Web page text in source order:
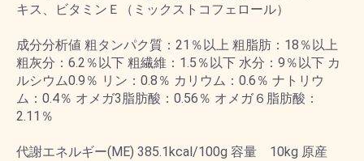
キス、ビタミンＥ（ミックストコフェロール）
成分分析値 粗タンパク質：21％以上 粗脂肪：18％以上
粗灰分：6.2％以下 粗繊維：1.5％以下 水分：9％以下 カ
ルシウム0.9％ リン：0.8％ カリウム：0.6％ ナトリウ
ム：0.4％ オメガ3脂肪酸：0.56％ オメガ６脂肪酸：
2.11％
代謝エネルギー(ME) 385.1kcal/100g 容量 10kg 原産